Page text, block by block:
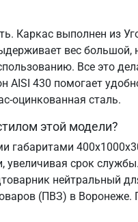
Каркас выполнен из
вес большой,
Все это
AISI 430 помогает
оцинкованная сталь.
этой модели?
габаритами
срок
нейтральный
(ПВЗ) в Воронеже.